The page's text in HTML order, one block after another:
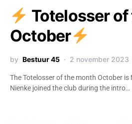
Totelosser
October
by Bestuur 45 2 november 2023
The Totelosser of the month October is
Nienke joined the club during the intro…